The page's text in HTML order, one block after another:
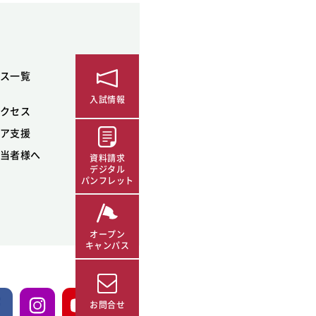
一覧
セス
支援
者様へ
入試情報
資料請求
デジタル
パンフレット
オープン
キャンパス
お問合せ